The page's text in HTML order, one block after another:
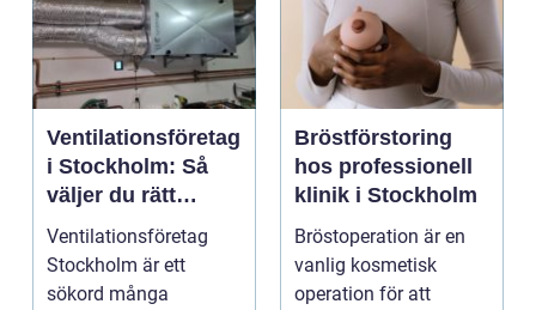
Ventilationsföretag
i Stockholm: Så
väljer du rätt
partner för frisk
luft inomhus
Ventilationsföretag
Stockholm är ett
sökord många
Bröstförstoring
hos professionell
klinik i Stockholm
Bröstoperation är en
vanlig kosmetisk
operation för att